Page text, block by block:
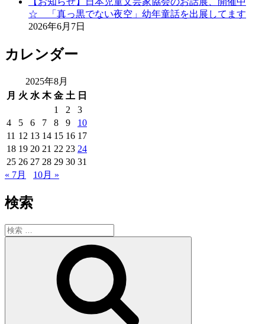
☆ 「真っ黒でない夜空」幼年童話を出展してます
2026年6月7日
カレンダー
2025年8月
月 火 水 木 金 土 日
1
2
3
4
5 6 7 8 9
10
11 12 13 14 15 16 17
18 19 20 21 22 23 24
25 26 27 28 29 30 31
« 7月
10月 »
検索
検
索: